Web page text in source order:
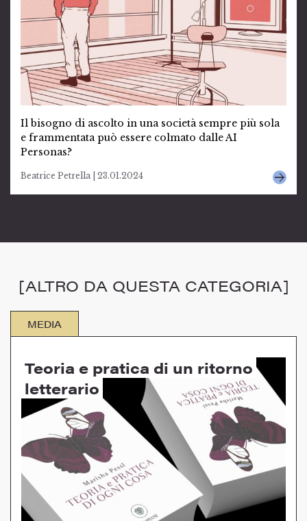
Il bisogno di ascolto in una società sempre più sola
e frammentata può essere colmato dalle AI
Personas?
Beatrice Petrella | 23.01.2024
[ALTRO DA QUESTA CATEGORIA]
MEDIA
Teoria e pratica di un ritorno
letterario